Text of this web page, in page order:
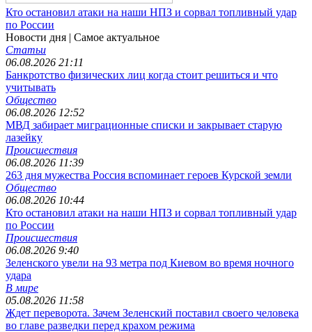
Кто остановил атаки на наши НПЗ и сорвал топливный удар
по России
Новости дня | Самое актуальное
Статьи
06.08.2026 21:11
Банкротство физических лиц когда стоит решиться и что
учитывать
Общество
06.08.2026 12:52
МВД забирает миграционные списки и закрывает старую
лазейку
Происшествия
06.08.2026 11:39
263 дня мужества Россия вспоминает героев Курской земли
Общество
06.08.2026 10:44
Кто остановил атаки на наши НПЗ и сорвал топливный удар
по России
Происшествия
06.08.2026 9:40
Зеленского увели на 93 метра под Киевом во время ночного
удара
В мире
05.08.2026 11:58
Ждет переворота. Зачем Зеленский поставил своего человека
во главе разведки перед крахом режима